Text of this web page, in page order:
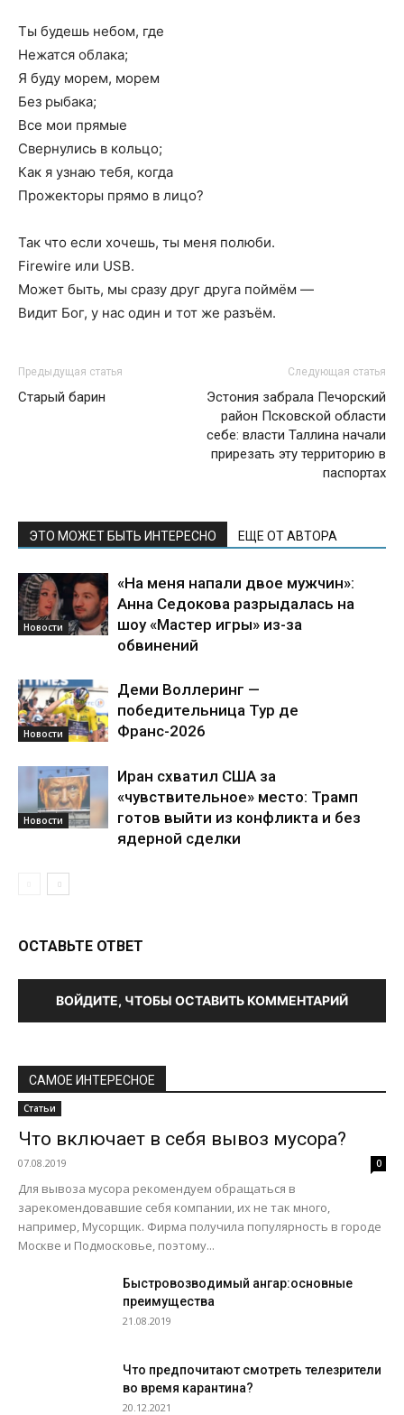
Ты будешь небом, где
Нежатся облака;
Я буду морем, морем
Без рыбака;
Все мои прямые
Свернулись в кольцо;
Как я узнаю тебя, когда
Прожекторы прямо в лицо?
Так что если хочешь, ты меня полюби.
Firewire или USB.
Может быть, мы сразу друг друга поймём —
Видит Бог, у нас один и тот же разъём.
Предыдущая статья
Старый барин
Следующая статья
Эстония забрала Печорский
район Псковской области
себе: власти Таллина начали
прирезать эту территорию в
паспортах
ЭТО МОЖЕТ БЫТЬ ИНТЕРЕСНО ЕЩЕ ОТ АВТОРА
Новости
«На меня напали двое мужчин»:
Анна Седокова разрыдалась на
шоу «Мастер игры» из-за
обвинений
Новости
Деми Воллеринг —
победительница Тур де
Франс-2026
Новости
Иран схватил США за
«чувствительное» место: Трамп
готов выйти из конфликта и без
ядерной сделки
ОСТАВЬТЕ ОТВЕТ
ВОЙДИТЕ, ЧТОБЫ ОСТАВИТЬ КОММЕНТАРИЙ
САМОЕ ИНТЕРЕСНОЕ
Статьи
Что включает в себя вывоз мусора?
07.08.2019 0
Для вывоза мусора рекомендуем обращаться в
зарекомендовавшие себя компании, их не так много,
например, Мусорщик. Фирма получила популярность в городе
Москве и Подмосковье, поэтому...
Быстровозводимый ангар:основные
преимущества
21.08.2019
Что предпочитают смотреть телезрители
во время карантина?
20.12.2021